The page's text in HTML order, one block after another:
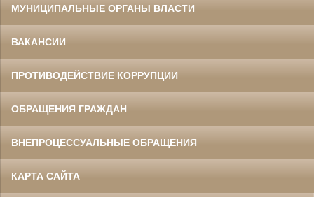
МУНИЦИПАЛЬНЫЕ ОРГАНЫ ВЛАСТИ
ВАКАНСИИ
ПРОТИВОДЕЙСТВИЕ КОРРУПЦИИ
ОБРАЩЕНИЯ ГРАЖДАН
ВНЕПРОЦЕССУАЛЬНЫЕ ОБРАЩЕНИЯ
КАРТА САЙТА